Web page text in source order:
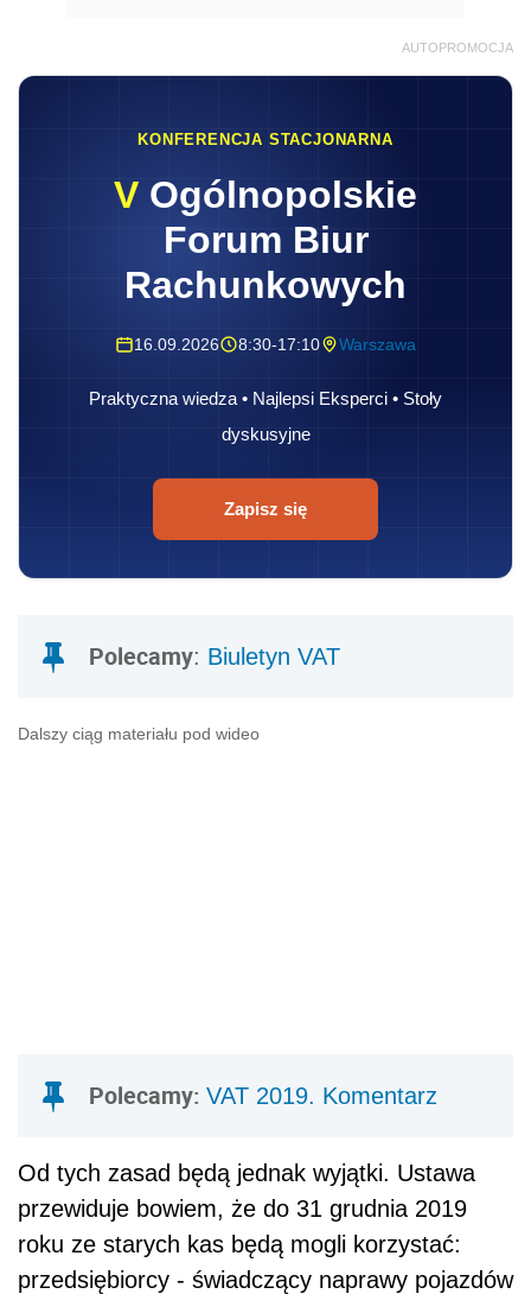
AUTOPROMOCJA
KONFERENCJA STACJONARNA
V Ogólnopolskie
Forum Biur
Rachunkowych
16.09.2026 8:30-17:10 Warszawa
Praktyczna wiedza • Najlepsi Eksperci • Stoły
dyskusyjne
Zapisz się
Polecamy: Biuletyn VAT
Dalszy ciąg materiału pod wideo
Polecamy: VAT 2019. Komentarz
Od tych zasad będą jednak wyjątki. Ustawa
przewiduje bowiem, że do 31 grudnia 2019
roku ze starych kas będą mogli korzystać:
przedsiębiorcy - świadczący naprawy pojazdów